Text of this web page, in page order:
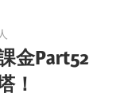
金Part52
！